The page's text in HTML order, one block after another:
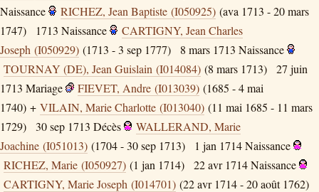
Naissance
RICHEZ, Jean Baptiste (I050925) (ava 1713 - 20 mars
1747)
1713 Naissance
CARTIGNY, Jean Charles
Joseph (I050929) (1713 - 3 sep 1777) 8 mars 1713 Naissance
TOURNAY (DE), Jean Guislain (I014084) (8 mars 1713)
27 juin
1713 Mariage FIEVET, Andre (I013039) (1685 - 4 mai
1740) + VILAIN, Marie Charlotte (I013040) (11 mai 1685 - 11 mars
1729)
30 sep 1713 Décès
WALLERAND, Marie
Joachine (I051013) (1704 - 30 sep 1713) 1 jan 1714Naissance
RICHEZ, Marie (I050927) (1 jan 1714) 22 avr 1714Naissance
CARTIGNY, Marie Joseph (I014701) (22 avr 1714 - 20 août 1762)